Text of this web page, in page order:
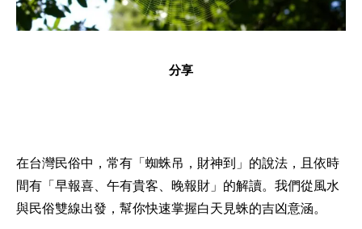
分享
在台灣民俗中，常有「蜘蛛吊，財神到」的說法，且依時
間有「早報喜、午有貴客、晚報財」的解讀。我們從風水
與民俗雙線出發，幫你快速掌握白天見蛛的吉凶意涵。